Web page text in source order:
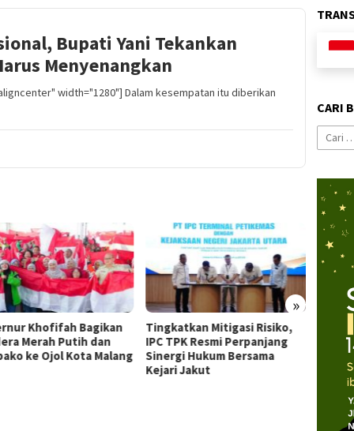
Bupati Yani Tekankan
Menyenangkan
width="1280"] Dalam kesempatan itu diberikan
»
Khofifah Bagikan
Merah Putih dan
ke Ojol Kota Malang
Tingkatkan Mitigasi Risiko,
IPC TPK Resmi Perpanjang
Sinergi Hukum Bersama
Kejari Jakut
Publik
CARI
Cari
untuk: